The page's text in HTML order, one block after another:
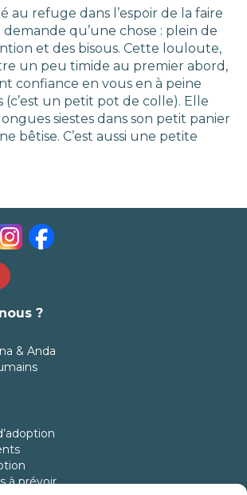
au refuge dans l’espoir de la faire
demande qu’une chose : plein de
et des bisous. Cette louloute,
un peu timide au premier abord,
confiance en vous en à peine
un petit pot de colle). Elle
siestes dans son petit panier
bêtise. C’est aussi une petite
?
& Anda
à prévoir